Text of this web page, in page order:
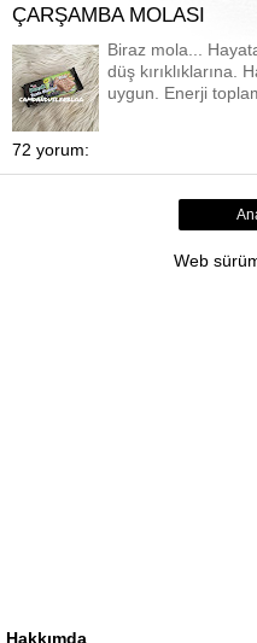
ÇARŞAMBA MOLASI
Biraz mola...
düş kırıklıklarına.
uygun. Enerji
72 yorum:
Web
Hakkımda